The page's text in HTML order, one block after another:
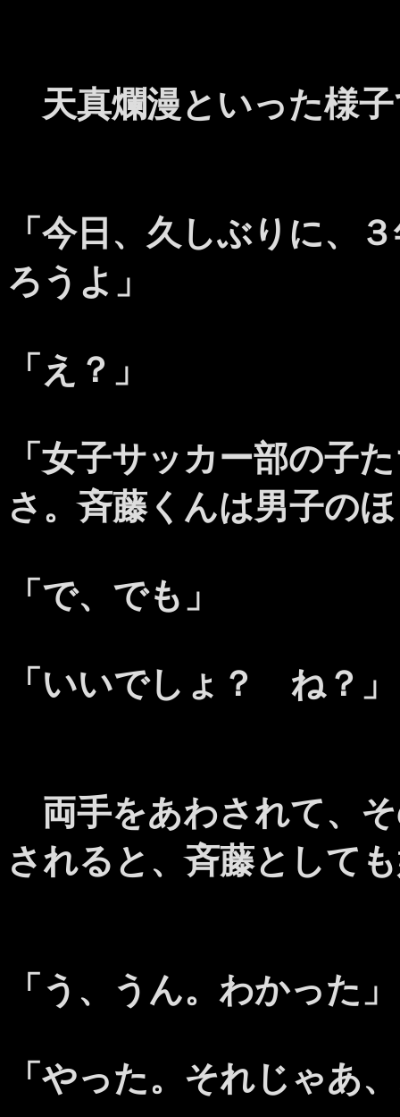
天真爛漫といった様
「今日、久しぶりに、
ろうよ」
「え？」
「女子サッカー部の子
さ。斉藤くんは男子の
「で、でも」
「いいでしょ？ ね？」
両手をあわされて、
されると、斉藤として
「う、うん。わかった」
「やった。それじゃあ